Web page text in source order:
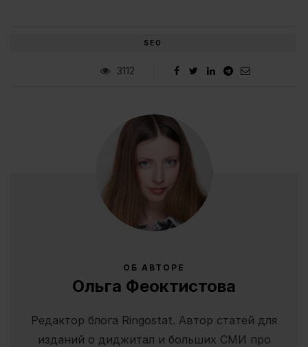
SEO
3112
ОБ АВТОРЕ
Ольга Феоктистова
Редактор блога Ringostat. Автор статей для
изданий о диджитал и больших СМИ про